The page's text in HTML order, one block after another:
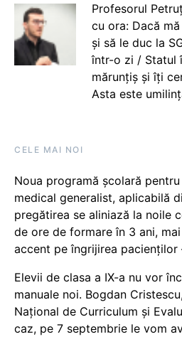
Profesorul
cu ora: Dacă
și să le duc la
într-o zi / Statul
mărunțiș și îți
Asta este
CELE MAI NOI
Noua programă școlară
medical generalist, aplicabilă
pregătirea se aliniază la noile
de ore de formare în 3 ani,
accent pe îngrijirea pacienților
Elevii de clasa a IX-a nu vor
manuale noi. Bogdan
Național de Curriculum și
caz, pe 7 septembrie le vom